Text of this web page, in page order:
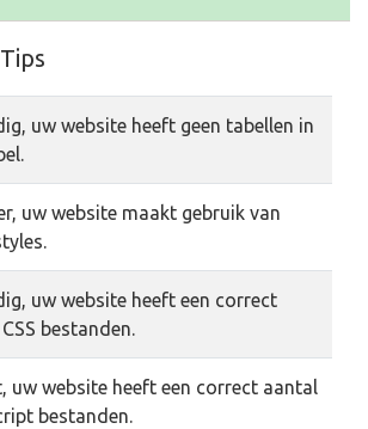
uw website heeft geen tabellen in
uw website maakt gebruik van
uw website heeft een correct
bestanden.
uw website heeft een correct aantal
bestanden.